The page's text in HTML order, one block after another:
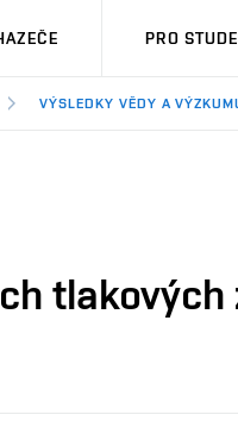
PRO
VÝSLEDKY VĚDY A